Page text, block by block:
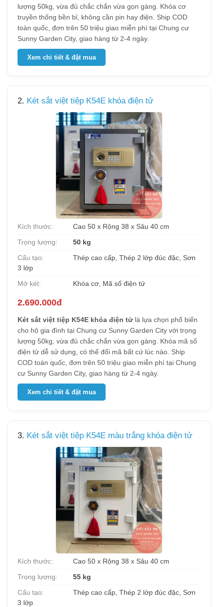
lượng 50kg, vừa đủ chắc chắn vừa gọn gàng. Khóa cơ
truyền thống bền bỉ, không cần pin hay điện. Ship COD
toàn quốc, đơn trên 50 triệu giao miễn phí tại Chung cư
Sunny Garden City, giao hàng từ 2-4 ngày.
Xem chi tiết & đặt mua
2. Két sắt việt tiệp K54E khóa điện tử
Kích thước:
Cao 50 x Rộng 38 x Sâu 40 cm
Trọng lượng:
50 kg
Cấu tạo:
Thép cao cấp, Thép 2 lớp đúc đặc, Sơn
3 lớp
Mở két:
Khóa cơ, Mã số điện tử
2.690.000đ
Két sắt việt tiệp K54E khóa điện tửlà lựa chọn phổ biến
cho hộ gia đình tại Chung cư Sunny Garden City với trọng
lượng 50kg, vừa đủ chắc chắn vừa gọn gàng. Khóa mã số
điện tử dễ sử dụng, có thể đổi mã bất cứ lúc nào. Ship
COD toàn quốc, đơn trên 50 triệu giao miễn phí tại Chung
cư Sunny Garden City, giao hàng từ 2-4 ngày.
Xem chi tiết & đặt mua
3. Két sắt việt tiệp K54E màu trắng khóa điện tử
Kích thước:
Cao 50 x Rộng 38 x Sâu 40 cm
Trọng lượng:
55 kg
Cấu tạo:
Thép cao cấp, Thép 2 lớp đúc đặc, Sơn
3 lớp